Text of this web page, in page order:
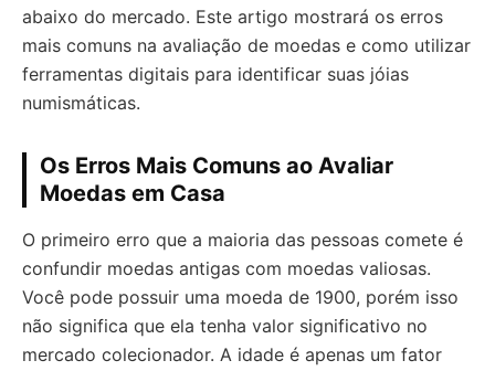
abaixo do mercado. Este artigo mostrará os erros
mais comuns na avaliação de moedas e como utilizar
ferramentas digitais para identificar suas jóias
numismáticas.
Os Erros Mais Comuns ao Avaliar
Moedas em Casa
O primeiro erro que a maioria das pessoas comete é
confundir moedas antigas com moedas valiosas.
Você pode possuir uma moeda de 1900, porém isso
não significa que ela tenha valor significativo no
mercado colecionador. A idade é apenas um fator